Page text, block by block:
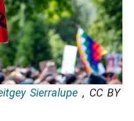
Sierralupe, CC BY